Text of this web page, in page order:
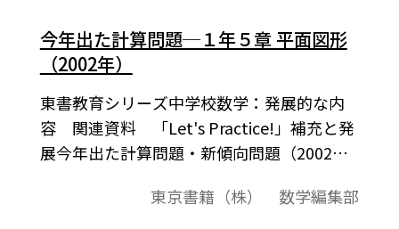
今年出た計算問題─１年５章 平面図形
（2002年）
東書教育シリーズ中学校数学：発展的な内
容 関連資料 「Let's Practice!」補充と発
展今年出た計算問題・新傾向問題（2002
３月にかけて行われた公立高校の入試問題
東京書籍（株） 数学編集部